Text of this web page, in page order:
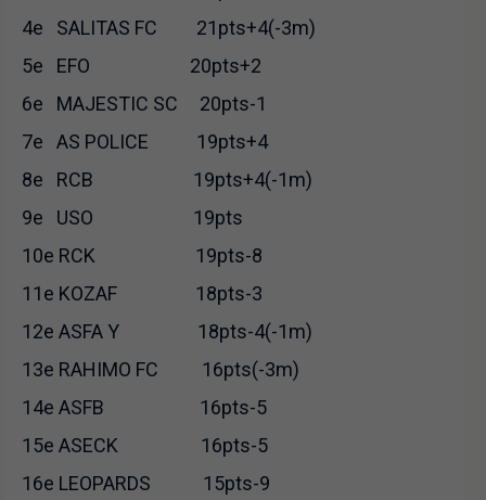
4e SALITAS FC 21pts+4(-3m)
5e EFO 20pts+2
6e MAJESTIC SC 20pts-1
7e AS POLICE 19pts+4
8e RCB 19pts+4(-1m)
9e USO 19pts
10e RCK 19pts-8
11e KOZAF 18pts-3
12e ASFA Y 18pts-4(-1m)
13e RAHIMO FC 16pts(-3m)
14e ASFB 16pts-5
15e ASECK 16pts-5
16e LEOPARDS 15pts-9